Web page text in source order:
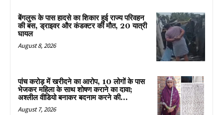
बेंगलुरू के पास हादसे का शिकार हुई राज्य परिवहन
की बस, ड्राइवर और कंडक्टर की मौत, 20 यात्री
घायल
August 8, 2026
पांच करोड़ में खरीदने का आरोप, 10 लोगों के पास
भेजकर महिला के साथ शोषण कराने का दावा;
अश्लील वीडियो बनाकर बदनाम करने की...
August 7, 2026